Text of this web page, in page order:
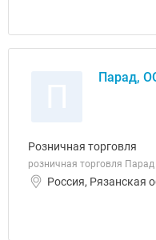
Парад,
Розничная торговля
розничная торговля Парад
Россия, Рязанская